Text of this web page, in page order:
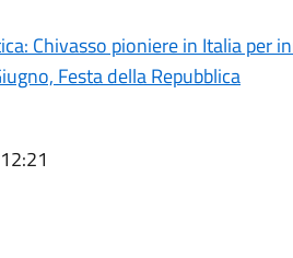
Chivasso pioniere in Italia per
Festa della Repubblica